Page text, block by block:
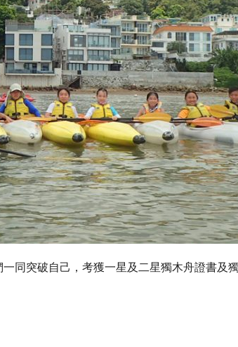
同突破自己，考獲一星及二星獨木舟證書及